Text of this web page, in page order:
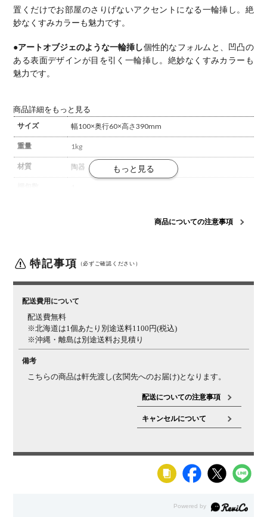
レンジ ブル
ー 完成品
レンジ ブル
ー 完成品
置くだけでお部屋のさりげないアクセントになる一輪挿し。絶
妙なくすみカラーも魅力です。
●アートオブジェのような一輪挿し個性的なフォルムと、凹凸の
ある表面デザインが目を引く一輪挿し。絶妙なくすみカラーも
魅力です。
商品詳細をもっと見る
サイズ
幅100×奥行60×高さ390mm
重量 1kg
材質 陶器
ご注意 ・1品ごとに個体差があります。
れをするため、直接水を入れて使用することができませ
商品についての注意事項
特記事項 （必ずご確認ください）
配送費用について
配送費無料
※北海道は1個あたり別途送料1100円(税込)
※沖縄・離島は別途送料お見積り
備考
こちらの商品は軒先渡し(玄関先へのお届け)となります。
配送についての注意事項
キャンセルについて